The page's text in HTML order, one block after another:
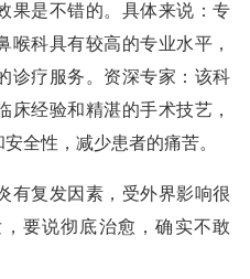
果是不错的。具体来说：专
喉科具有较高的专业水平，
诊疗服务。资深专家：该科
床经验和精湛的手术技艺，
全性，减少患者的痛苦。
有复发因素，受外界影响很
要说彻底治愈，确实不敢